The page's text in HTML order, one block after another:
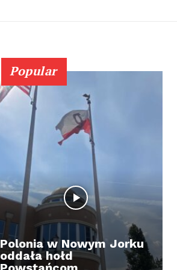
Popular
Polonia w Nowym Jorku
oddała hołd